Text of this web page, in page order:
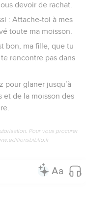
devoir de rachat.
: Attache-toi à mes
toute ma moisson.
bon, ma fille, que tu
rencontre pas dans
pour glaner jusqu’à
et de la moisson des
Pour vous procurer